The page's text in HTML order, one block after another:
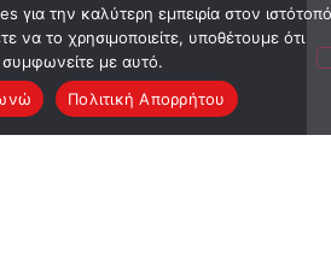
για την καλύτερη εμπειρία στον ιστότοπό
να το χρησιμοποιείτε, υποθέτουμε ότι
συμφωνείτε με αυτό.
Πολιτική Απορρήτου